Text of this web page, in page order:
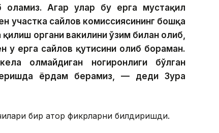
Агар улар бу ерга мустақил
участка сайлов комиссиясининг бошқа
қилиш органи вакилини ўзим билан олиб,
у ерга сайлов қутисини олиб бораман.
олмайдиган ногиронлиги бўлган
ёрдам берамиз, — деди Зуҳра
бир қатор фикрларни билдиришди.